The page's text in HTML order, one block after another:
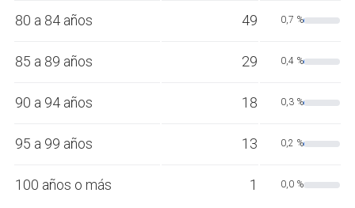
80 a 84 años 49 0,7 %
85 a 89 años 29 0,4 %
90 a 94 años 18 0,3 %
95 a 99 años 13 0,2 %
100 años o más 1 0,0 %